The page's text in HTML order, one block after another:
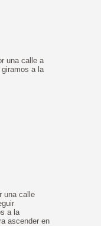
una calle a
a la
una calle
a la
ascender en